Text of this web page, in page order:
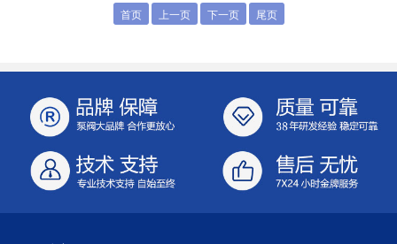
首页 上一页 下一页 尾页